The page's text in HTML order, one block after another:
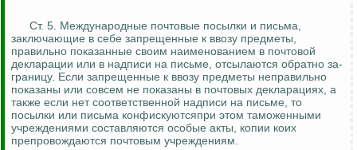
Ст. 5. Международные почтовые посылки и письма,
заключающие в себе запрещенные к ввозу предметы,
правильно показанные своим наименованием в почтовой
декларации или в надписи на письме, отсылаются обратно за-
границу. Если запрещенные к ввозу предметы неправильно
показаны или совсем не показаны в почтовых декларациях, а
также если нет соответственной надписи на письме, то
посылки или письма конфискуютсяпри этом таможенными
учреждениями составляются особые акты, копии коих
препровождаются почтовым учреждениям.